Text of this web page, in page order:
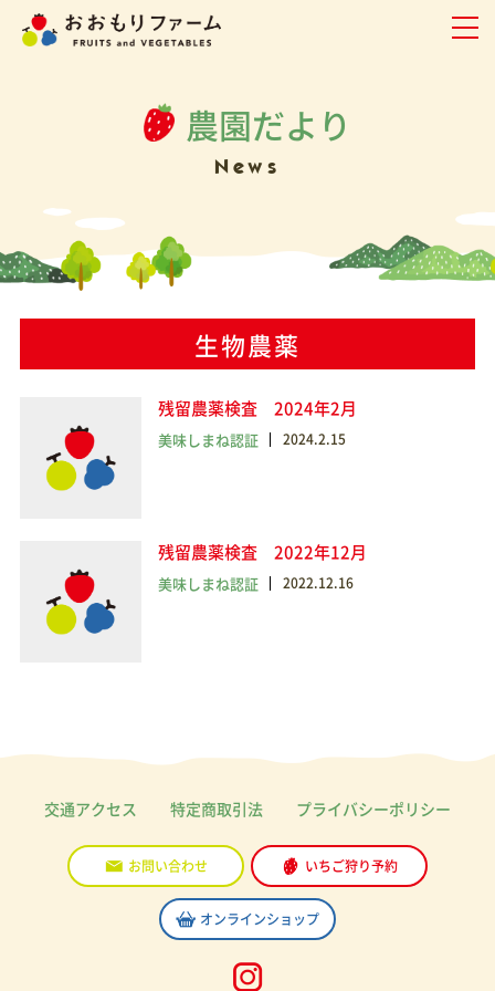
農園だより
News
生物農薬
残留農薬検査 2024年2月
美味しまね認証 2024.2.15
残留農薬検査 2022年12月
美味しまね認証 2022.12.16
交通アクセス 特定商取引法 プライバシーポリシー
お問い合わせ いちご狩り予約
オンラインショップ